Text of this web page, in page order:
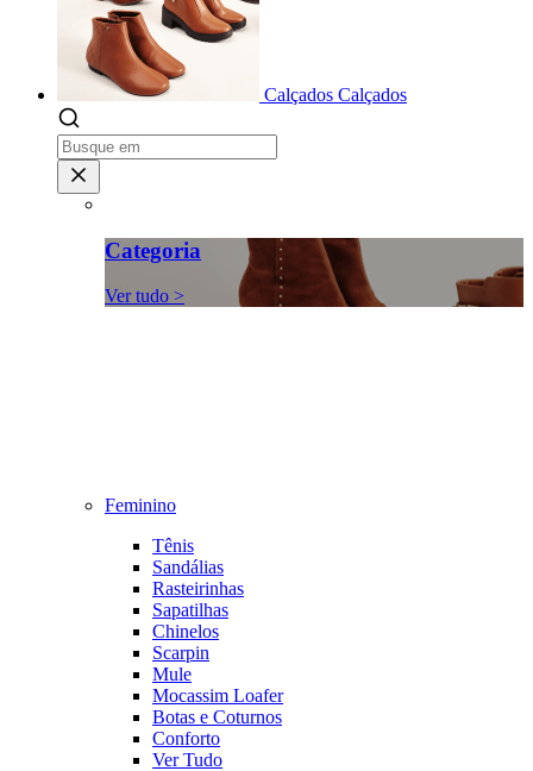
Calçados Calçados
Categoria
Ver tudo >
Feminino
Tênis
Sandálias
Rasteirinhas
Sapatilhas
Chinelos
Scarpin
Mule
Mocassim Loafer
Botas e Coturnos
Conforto
Ver Tudo